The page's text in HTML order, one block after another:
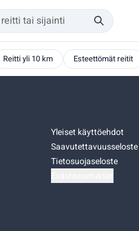
Reitti yli 10 km Esteettömät reitit
Yleiset käyttöehdot
Saavutettavuusseloste
Tietosuojaseloste